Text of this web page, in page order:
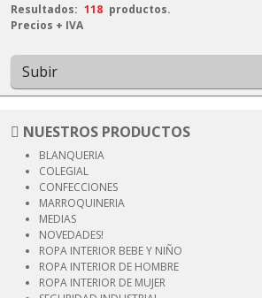
Resultados: 118 productos.
Precios + IVA
Subir
NUESTROS PRODUCTOS
BLANQUERIA
COLEGIAL
CONFECCIONES
MARROQUINERIA
MEDIAS
NOVEDADES!
ROPA INTERIOR BEBE Y NIÑO
ROPA INTERIOR DE HOMBRE
ROPA INTERIOR DE MUJER